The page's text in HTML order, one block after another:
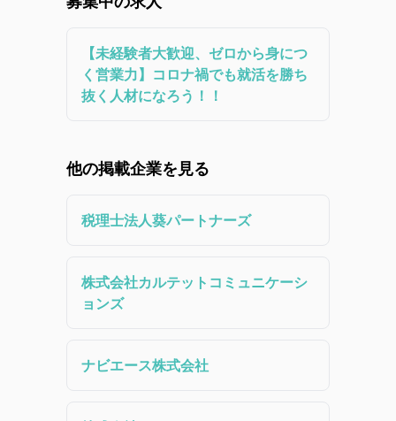
【未経験者大歓迎、ゼロから身につ
く営業力】コロナ禍でも就活を勝ち
抜く人材になろう！！
他の掲載企業を見る
税理士法人葵パートナーズ
株式会社カルテットコミュニケーシ
ョンズ
ナビエース株式会社